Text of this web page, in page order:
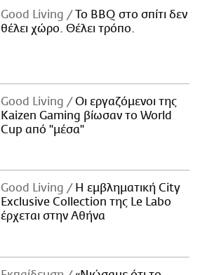
Good Living
Το BBQ στο σπίτι δεν
θέλει χώρο. Θέλει τρόπο.
Good Living
Οι εργαζόμενοι της
Kaizen Gaming βίωσαν το World
Cup από "μέσα"
Good Living
Η εμβληματική City
Exclusive Collection της Le Labo
έρχεται στην Αθήνα